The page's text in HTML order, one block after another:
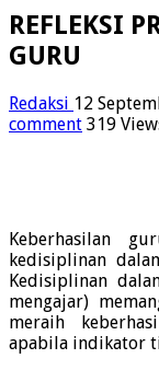
REFLEKSI
GURU
Redaksi 12
comment 319
Keberhasilan
kedisiplinan
Kedisiplinan
mengajar)
meraih
apabila indikator